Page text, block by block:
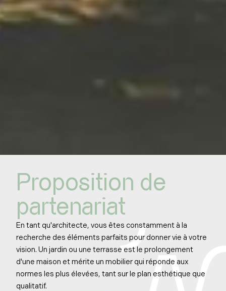
Proposition de
partenariat
En tant qu'architecte, vous êtes constamment à la
recherche des éléments parfaits pour donner vie à votre
vision. Un jardin ou une terrasse est le prolongement
d'une maison et mérite un mobilier qui réponde aux
normes les plus élevées, tant sur le plan esthétique que
qualitatif.